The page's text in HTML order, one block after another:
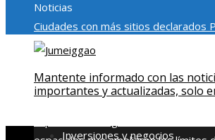
Noticias
Ciudades con más sitios declarados
Humanidad y su importancia
la inversión productiva y reducir la
en Bosnia y Herzegovina
La gran
Mantente informado con las
importantes y actualizadas, solo
Inversiones y negocios